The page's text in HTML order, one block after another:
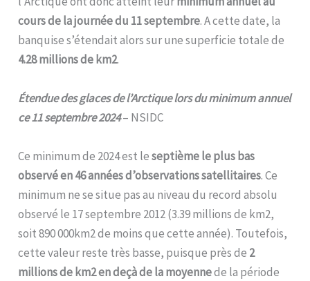
cours de la journée du 11 septembre. A cette date, la
banquise s’étendait alors sur une superficie totale de
4.28 millions de km2.
Étendue des glaces de l’Arctique lors du minimum annuel
ce 11 septembre 2024– NSIDC
Ce minimum de 2024 est leseptième le plus bas
observé en 46 années d’observations satellitaires. Ce
minimum ne se situe pas au niveau du record absolu
observé le 17 septembre 2012 (3.39 millions de km2,
soit 890 000km2 de moins que cette année). Toutefois,
cette valeur reste très basse, puisque près de 2
millions de km2 en deçà de la moyennede la période